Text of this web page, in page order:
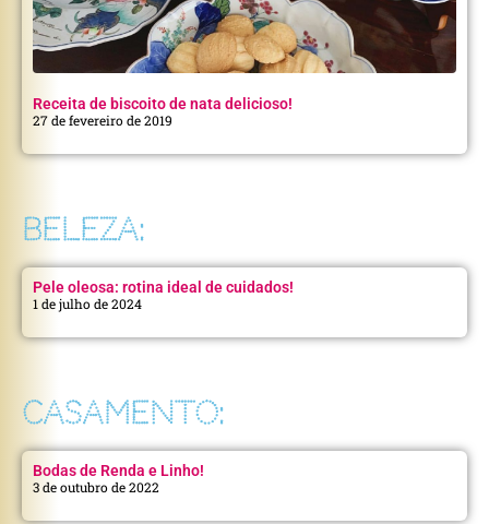
Receita de biscoito de nata delicioso!
27 de fevereiro de 2019
BELEZA:
Pele oleosa: rotina ideal de cuidados!
1 de julho de 2024
CASAMENTO:
Bodas de Renda e Linho!
3 de outubro de 2022